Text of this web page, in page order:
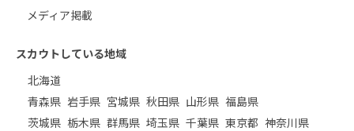
メディア掲載
スカウトしている地域
北海道
青森県 岩手県 宮城県 秋田県 山形県 福島県
茨城県 栃木県 群馬県 埼玉県 千葉県 東京都 神奈川県